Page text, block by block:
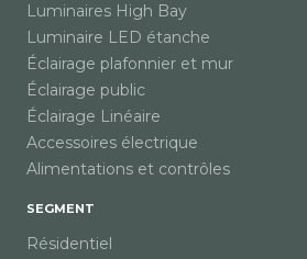
Luminaires High Bay
Luminaire LED étanche
Éclairage plafonnier et mur
Éclairage public
Éclairage Linéaire
Accessoires électrique
Alimentations et contrôles
SEGMENT
Résidentiel